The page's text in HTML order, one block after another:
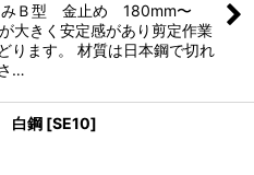
Ｂ型 金止め 180mm〜
大きく安定感があり剪定作業
ります。 材質は日本鋼で切れ
…
白鋼 [SE10]